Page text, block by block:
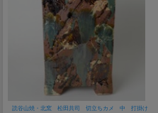
読谷山焼・北窯 松田共司 切立ちカメ 中 打掛け